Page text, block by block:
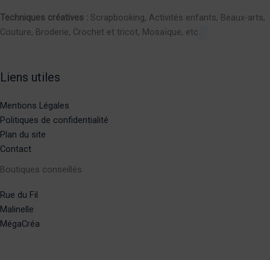
Techniques créatives : Scrapbooking, Activités enfants, Beaux-arts,
Couture, Broderie, Crochet et tricot, Mosaïque, etc.
Liens utiles
Mentions Légales
Politiques de confidentialité
Plan du site
Contact
Boutiques conseillés
Rue du Fil
Malinelle
MégaCréa